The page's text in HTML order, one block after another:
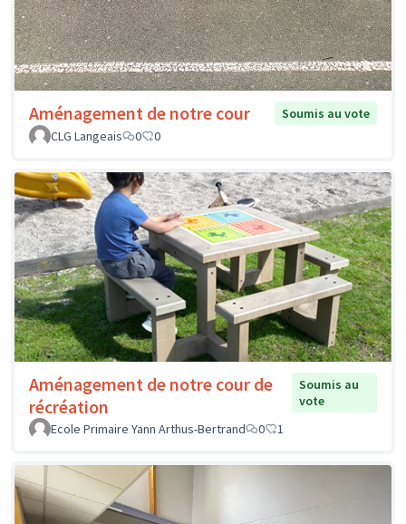
Aménagement de notre cour
Soumis au vote
CLG Langeais
0 0
Aménagement de notre cour de
récréation
Soumis au
vote
Ecole Primaire Yann Arthus-Bertrand
0 1